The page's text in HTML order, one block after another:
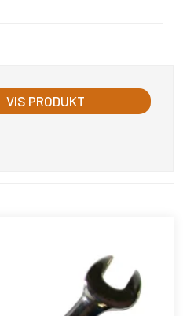
VIS PRODUKT